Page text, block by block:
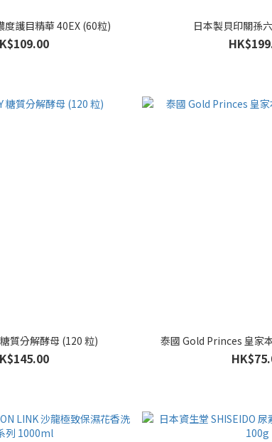
度護目精華 40EX (60粒) 日本製貝印關孫
質分解酵母 (120 粒) 泰國 Gold Princes 皇家